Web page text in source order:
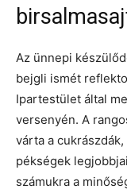
Az ünnepi
bejgli ismét
Ipartestület által
versenyén. A
várta a
pékségek
számukra a